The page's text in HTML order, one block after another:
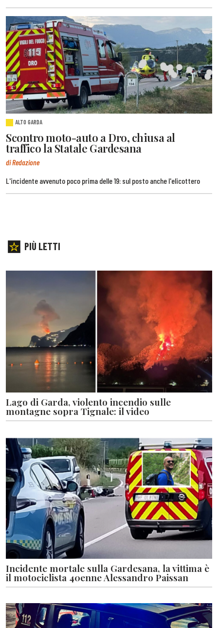
ALTO GARDA
Scontro moto-auto a Dro, chiusa al
traffico la Statale Gardesana
di Redazione
L'incidente avvenuto poco prima delle 19: sul posto anche l'elicottero
PIÙ LETTI
Lago di Garda, violento incendio sulle
montagne sopra Tignale: il video
Incidente mortale sulla Gardesana, la vittima è
il motociclista 40enne Alessandro Paissan